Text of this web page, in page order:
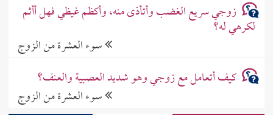
زوجي سريع الغضب وأتأذى منه، وأكظم غيظي فهل أأثم
لكرهي له؟
سوء العشرة من الزوج
كيف أتعامل مع زوجي وهو شديد العصبية والعنف؟
سوء العشرة من الزوج